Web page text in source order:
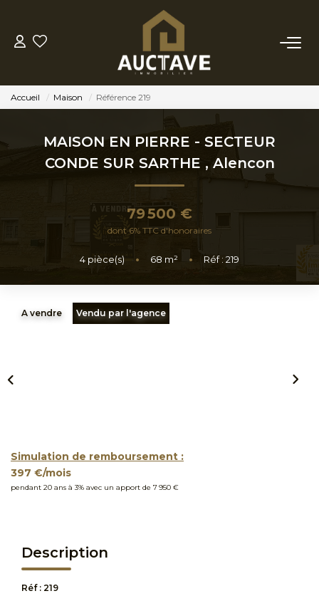
ACHETER
ESTIMER
BIENS VENDUS
CONTACT
Accueil Maison Référence 219
MAISON EN PIERRE - SECTEUR
CONDE SUR SARTHE , Alencon
79 500 €
dont 6% TTC d'honoraires
4 pièce(s) • 68 m² • Réf : 219
A vendre Vendu par l'agence
Simulation de remboursement :
397 €/mois
pendant 20 ans à 3% avec un apport de 7 950 €
Description
Réf : 219